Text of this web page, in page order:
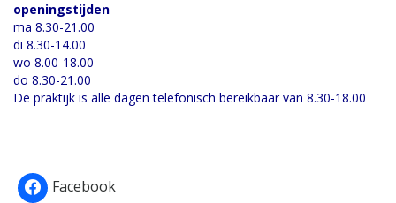
openingstijden
ma 8.30-21.00
di 8.30-14.00
wo 8.00-18.00
do 8.30-21.00
De praktijk is alle dagen telefonisch bereikbaar van 8.30-18.00
Facebook